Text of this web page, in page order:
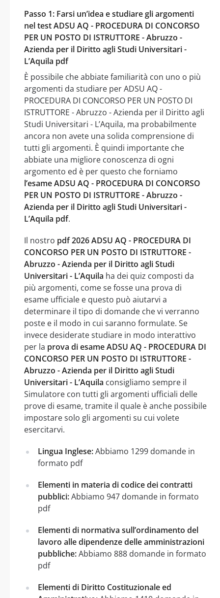
Passo 1: Farsi un’idea e studiare gli argomenti
nel test ADSU AQ - PROCEDURA DI CONCORSO
PER UN POSTO DI ISTRUTTORE - Abruzzo -
Azienda per il Diritto agli Studi Universitari -
L’Aquila pdf
È possibile che abbiate familiarità con uno o più
argomenti da studiare per ADSU AQ -
PROCEDURA DI CONCORSO PER UN POSTO DI
ISTRUTTORE - Abruzzo - Azienda per il Diritto agli
Studi Universitari - L’Aquila, ma probabilmente
ancora non avete una solida comprensione di
tutti gli argomenti. È quindi importante che
abbiate una migliore conoscenza di ogni
argomento ed è per questo che forniamo
l’esame ADSU AQ - PROCEDURA DI CONCORSO
PER UN POSTO DI ISTRUTTORE - Abruzzo -
Azienda per il Diritto agli Studi Universitari -
L’Aquila pdf.
Il nostro pdf 2026 ADSU AQ - PROCEDURA DI
CONCORSO PER UN POSTO DI ISTRUTTORE -
Abruzzo - Azienda per il Diritto agli Studi
Universitari - L’Aquila ha dei quiz composti da
più argomenti, come se fosse una prova di
esame ufficiale e questo può aiutarvi a
determinare il tipo di domande che vi verranno
poste e il modo in cui saranno formulate. Se
invece desiderate studiare in modo interattivo
per la prova di esame ADSU AQ - PROCEDURA DI
CONCORSO PER UN POSTO DI ISTRUTTORE -
Abruzzo - Azienda per il Diritto agli Studi
Universitari - L’Aquila consigliamo sempre il
Simulatore con tutti gli argomenti ufficiali delle
prove di esame, tramite il quale è anche possibile
impostare solo gli argomenti su cui volete
esercitarvi.
Lingua Inglese:Abbiamo 1299 domande in
formato pdf
Elementi in materia di codice dei contratti
pubblici:Abbiamo 947 domande in formato
pdf
Elementi di normativa sull’ordinamento del
lavoro alle dipendenze delle amministrazioni
pubbliche:Abbiamo 888 domande in formato
pdf
Elementi di Diritto Costituzionale ed